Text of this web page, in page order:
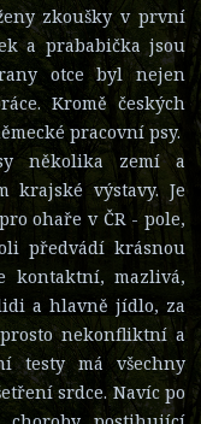
zkoušky v první
a prababička jsou
otce byl nejen
Kromě českých
pracovní psy.
několika zemí a
krajské výstavy. Je
ohaře v ČR - pole,
předvádí krásnou
kontaktní, mazlivá,
a hlavně jídlo, za
nekonfliktní a
testy má všechny
srdce. Navíc po